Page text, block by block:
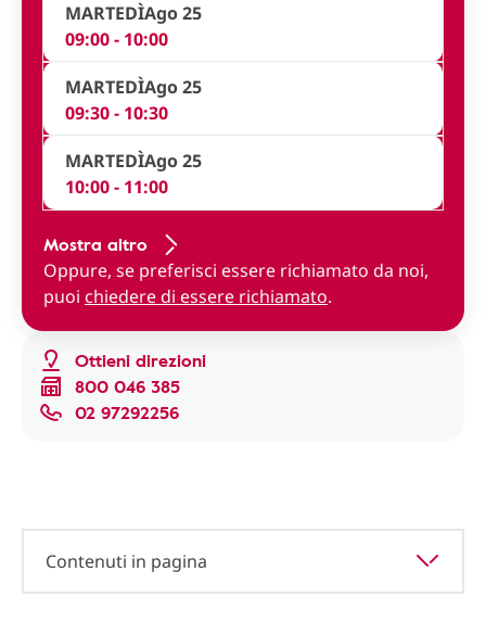
Ottieni direzioni
800 046 385
02 97292256
MARTEDÌAgo 25
09:00 - 10:00
MARTEDÌAgo 25
09:30 - 10:30
MARTEDÌAgo 25
10:00 - 11:00
Mostra altro
Oppure, se preferisci essere richiamato da noi,
puoi chiedere di essere richiamato.
Contenuti in pagina